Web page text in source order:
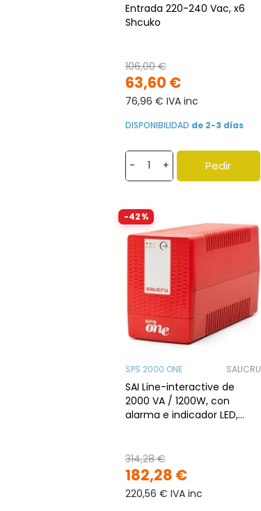
Entrada 220-240 Vac, x6
Shcuko
63,60 €
106,00 €
76,96 € IVA inc
DISPONIBILIDAD de 2-3 días
- + Pedir
-42%
SPS 2000 ONE SALICRU
SAI Line-interactive de
2000 VA / 1200W, con
alarma e indicador LED,
182,28 €
314,28 €
220,56 € IVA inc